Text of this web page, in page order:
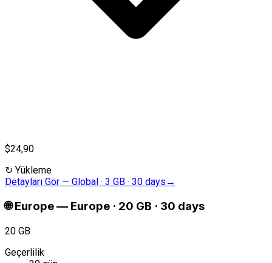
$24,90
↻ Yükleme
Detayları Gör — Global · 3 GB · 30 days →
🌐 Europe— Europe · 20 GB · 30 days
20 GB
Geçerlilik